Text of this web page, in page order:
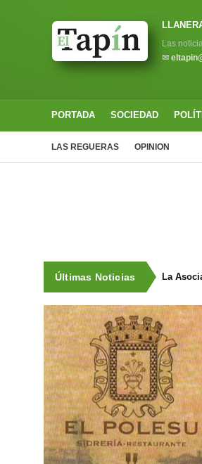
Las
✉
PORTADA SOCIEDAD
LAS REGUERAS OPINION
Últimas Noticias La